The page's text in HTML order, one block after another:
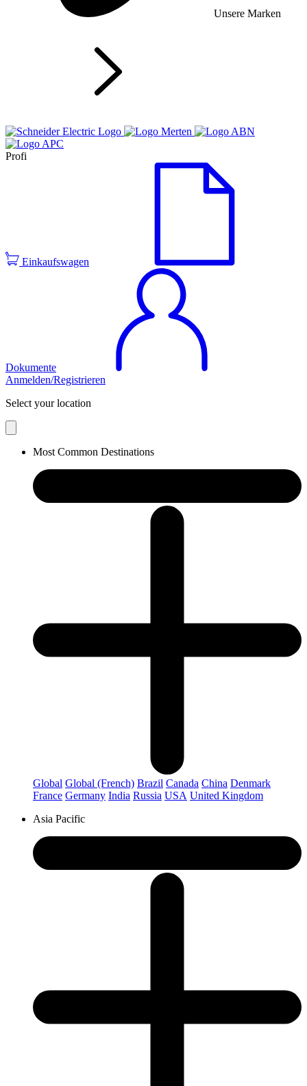
Unsere Marken
Profi
Einkaufswagen
Dokumente
Anmelden/Registrieren
Select your location
Most Common Destinations
Global Global (French) Brazil Canada China Denmark
France Germany India Russia USA United Kingdom
Asia Pacific